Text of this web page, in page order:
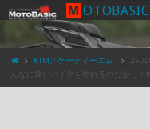
M OTOBASIC
KTM／ケーティーエム
んなに良いバイクを作れるのだから！